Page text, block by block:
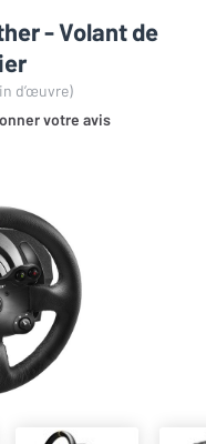
- Volant de
d’œuvre)
votre avis